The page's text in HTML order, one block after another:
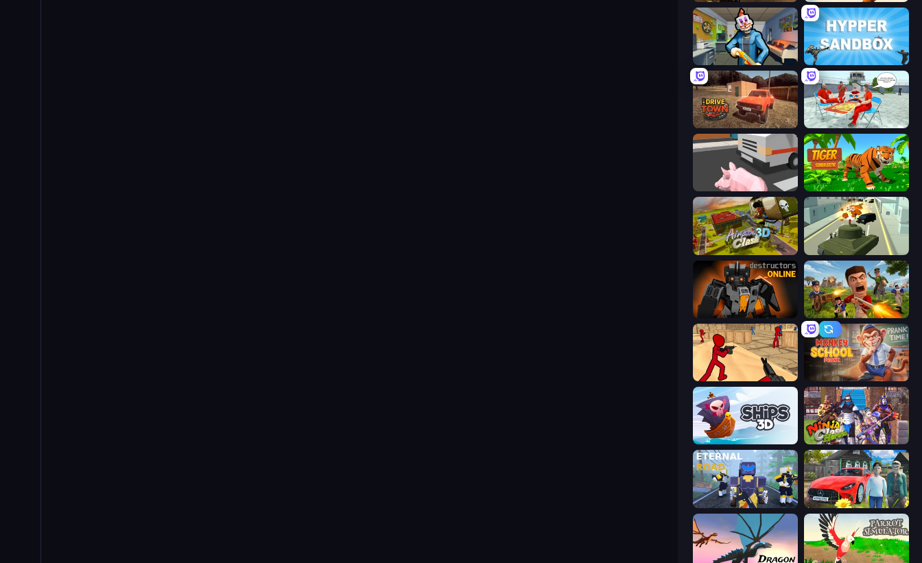
Save the Hostages Hypper Sandbox
DriveTown Alcatraz Prison Escape Plan
Crazy Pig Simulator Tiger Simulator 3D
Airport Clash 3D Secret Agent James
Destructors Online Redcoats.io
Stickman Counter Terror Strike Monkey School Prank
Ships 3D Ninja Clash Heroes
Eternal Road Speedboy: History with Grandfather